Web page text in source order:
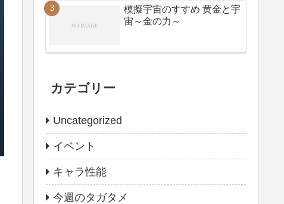
模擬宇宙のすすめ 黄金と宇
宙～金の力～
カテゴリー
Uncategorized
イベント
キャラ性能
今週のタガタメ